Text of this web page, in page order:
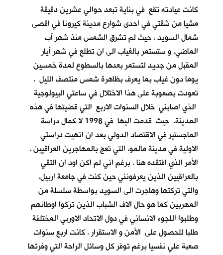
كانت عيادته تقع في بناية تبعد حوالي عشرين دقيقة
مشيا من شقتي في احدى شوارع مدينة كيرونا في اقصى
شمال السويد ، حيث لم تشرق الشمس منذ شهر آب
الماضي. و ستستمر بالغياب الى ان تطلع في شهر أيار
المقبل من جديد لتستمر بعدها بالسطوع لمدة خمسين
يوما دون غياب بما يعرف بظاهرة شمس منتصف الليل .
تعودت بصعوبة على هذا الاختلال في ساعتي البيولوجية
الذي اصابني خلال السنوات الاربع التي قضيتها في هذه
المدينة. حيث قدمت اليها في 1998 لا كمال دراسة
الماجستير في الاقتصاد الدولي بعد ان انهيت دراستي
الاولية في مدينة مالمو، التي تعج بالمهاجرين العراقيين ،
الأمر الذي افتقده هنا . برغم اني لم اكن اود ان التقي
بالعراقيين الذين يعرفونني حين كنت في جامعة اربيل.
والتي تركتها وهاجرت الى السويد بواسطة سلسلة من
المهربين كما هو حال الاف الشباب الذين تركوا اوطانهم
وطلبوا اللجوء الانساني في دول الاتحاد الاوربي المختلفة
طلبا للحصول على الأمن و الاستقرار . كانت اربع سنوات
صعبة علي نفسيا برغم توفر كل وسائل الراحة التي وفرتها